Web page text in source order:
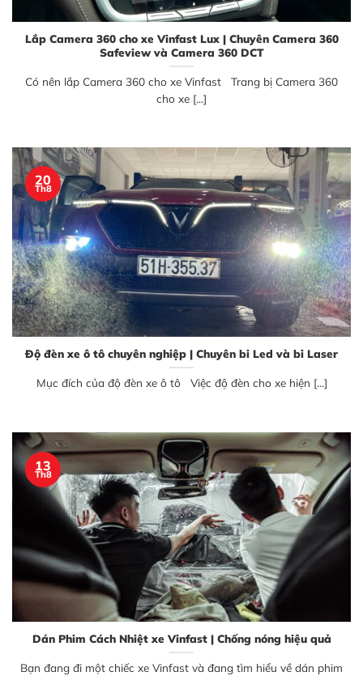
Lắp Camera 360 cho xe Vinfast Lux | Chuyên Camera 360
Safeview và Camera 360 DCT
Có nên lắp Camera 360 cho xe Vinfast Trang bị Camera 360
cho xe [...]
Độ đèn xe ô tô chuyên nghiệp | Chuyên bi Led và bi Laser
Mục đích của độ đèn xe ô tô Việc độ đèn cho xe hiện [...]
20
Th8
Dán Phim Cách Nhiệt xe Vinfast | Chống nóng hiệu quả
Bạn đang đi một chiếc xe Vinfast và đang tìm hiểu về dán phim
13
Th8